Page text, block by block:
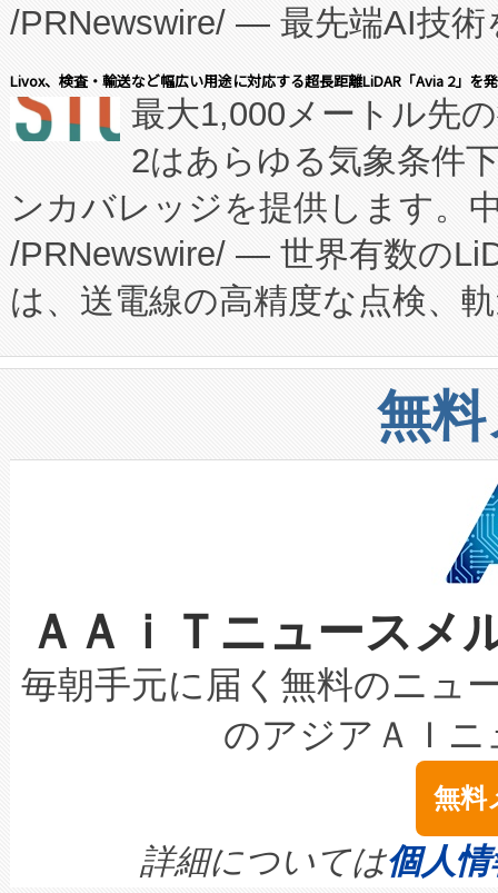
キー方式で拡張性が高く、持
す。FCCM‑を活用した現地生
患者にとっての費用負担を大
のアクセスを大幅に拡大する
Fully-Connected Continuous
プログラムには、施設設計・
に関する技術移転および知的
構造化トレーニングカリキュ
上げおよび商用化段階におけ
設備整備および立ち上げ調整
加組織は、Enzeneのバイオ
選定された製品について、自
取得できる可能性もあります
設には、3億～4億ドルかか
最高経営責任者（CEO）であ
す。「当社のfully-connected
ームを利用すれば、6,000万
きます。この効率性は、フェ
/PRNewswire/ — 最先端AI技術
会社エーアイ・アンド：本社
President原信平）と、エンタ
ードするVoltaiqは、日本にあ
ーエネルギー貯蔵システム（
た。 Voltaiq独自のAI搭載プラ
定、統合、導入、運用に至る
安全性を追跡し、確保する事
増加しているデータセンター
る電力網に大きな負担をかけ
事業者の負担軽減という課題
系統連系を迅速にし、ピーク
限を超えて利用可能な電力容
持できるよう貢献します。こ
ービスレベル契約（SLA）違
テリー性能の劣化によるダウ
念は、現在データセンターが
ます。 Voltaiq provides a
quality and reliability for AI
Livox、検査・輸送など幅広い用途に対応する超長距離LiDAR「Avia 2」を
最大1,000メートル先
2はあらゆる気象条件
ンカバレッジを提供します。
/PRNewswire/ — 世界有数の
は、送電線の高精度な点検、
や穀物倉庫におけるバルク材
リューション「Avia 2」を発
したAvia 2は、1,000メート
狭視野のFOVを切り替えるこ
ケーブル、枝などの細かな対
なレーザースポットにより、
な環境下でも豊かなディテー
キロメートル範囲を検出
LiDAR for Inspections,
は1535 nmレーザーを搭載。
イズの小径化を実現すること
す。ノーマルモードでは、
無
ＡＡｉＴニュース
毎朝手元に届く無料のニュ
のアジアＡＩ
無料
詳細については個人